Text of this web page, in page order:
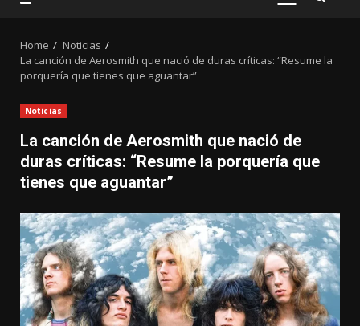
PRIMARY
Home
Noticias
La canción de Aerosmith que nació de duras críticas: “Resume la
porquería que tienes que aguantar”
Noticias
La canción de Aerosmith que nació de
duras críticas: “Resume la porquería que
tienes que aguantar”